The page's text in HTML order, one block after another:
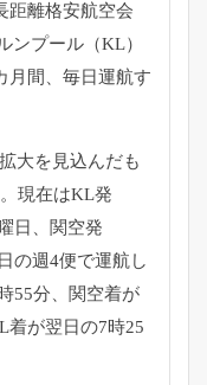
距離格安航空会
ンプール（KL）
間、 毎日運航す
大を見込んだも
現在はKL発
日、関空発
の週4便で運航し
55分、関空着が
着が翌日の7時25